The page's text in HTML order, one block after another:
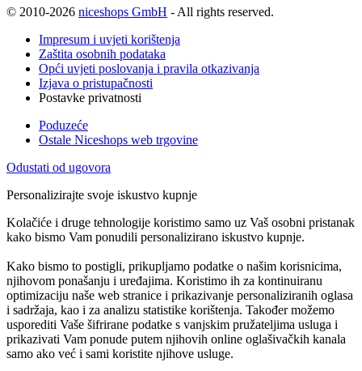
© 2010-2026 niceshops GmbH - All rights reserved.
Impresum i uvjeti korištenja
Zaštita osobnih podataka
Opći uvjeti poslovanja i pravila otkazivanja
Izjava o pristupačnosti
Postavke privatnosti
Poduzeće
Ostale Niceshops web trgovine
Odustati od ugovora
Personalizirajte svoje iskustvo kupnje
Kolačiće i druge tehnologije koristimo samo uz Vaš osobni pristanak
kako bismo Vam ponudili personalizirano iskustvo kupnje.
Kako bismo to postigli, prikupljamo podatke o našim korisnicima,
njihovom ponašanju i uređajima. Koristimo ih za kontinuiranu
optimizaciju naše web stranice i prikazivanje personaliziranih oglasa
i sadržaja, kao i za analizu statistike korištenja. Također možemo
usporediti Vaše šifrirane podatke s vanjskim pružateljima usluga i
prikazivati Vam ponude putem njihovih online oglašivačkih kanala
samo ako već i sami koristite njihove usluge.